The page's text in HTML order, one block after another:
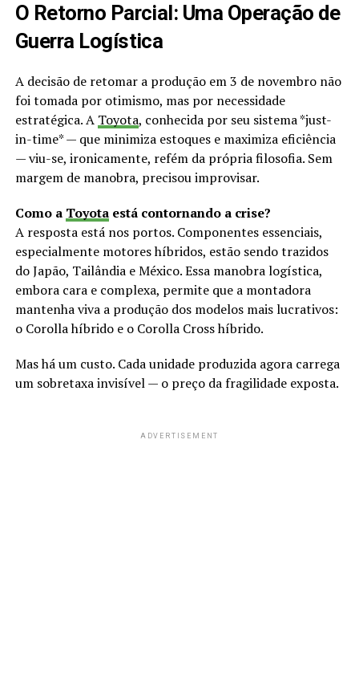
O Retorno Parcial: Uma Operação de
Guerra Logística
A decisão de retomar a produção em 3 de novembro não
foi tomada por otimismo, mas por necessidade
estratégica. A Toyota, conhecida por seu sistema *just-
in-time* — que minimiza estoques e maximiza eficiência
— viu-se, ironicamente, refém da própria filosofia. Sem
margem de manobra, precisou improvisar.
Como a Toyotaestá contornando a crise?
A resposta está nos portos. Componentes essenciais,
especialmente motores híbridos, estão sendo trazidos
do Japão, Tailândia e México. Essa manobra logística,
embora cara e complexa, permite que a montadora
mantenha viva a produção dos modelos mais lucrativos:
o Corolla híbrido e o Corolla Cross híbrido.
Mas há um custo. Cada unidade produzida agora carrega
um sobretaxa invisível — o preço da fragilidade exposta.
ADVERTISEMENT